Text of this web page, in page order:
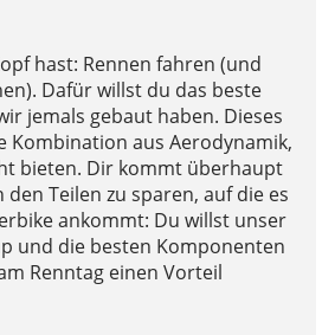
hast: Rennen fahren (und
Dafür willst du das beste
jemals gebaut haben. Dieses
Kombination aus Aerodynamik,
bieten. Dir kommt überhaupt
Teilen zu sparen, auf die es
ankommt: Du willst unser
und die besten Komponenten
Renntag einen Vorteil